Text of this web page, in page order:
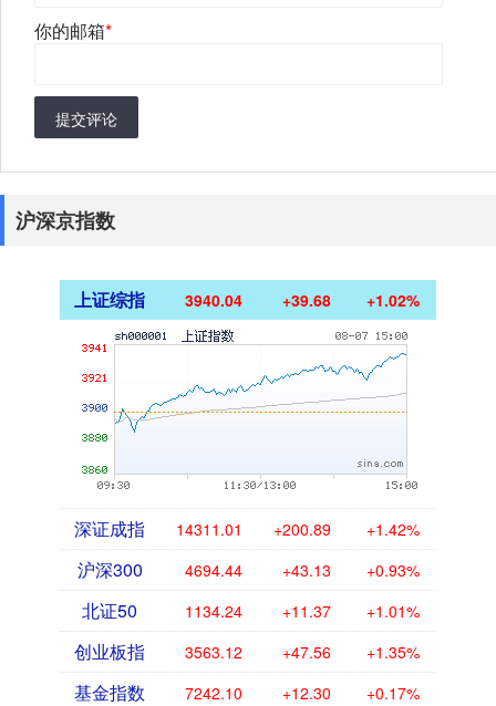
你的邮箱*
提交评论
沪深京指数
上证综指 3940.04 +39.68 +1.02%
深证成指 14311.01 +200.89 +1.42%
沪深300 4694.44 +43.13 +0.93%
北证50 1134.24 +11.37 +1.01%
创业板指 3563.12 +47.56 +1.35%
基金指数 7242.10 +12.30 +0.17%